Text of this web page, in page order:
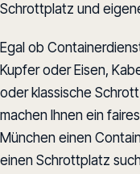
Schrottplatz und
Egal ob
Kupfer oder Eisen,
oder klassische
machen Ihnen ein
München einen
einen Schrottplatz